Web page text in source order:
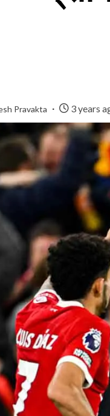
Pravakta 3 years